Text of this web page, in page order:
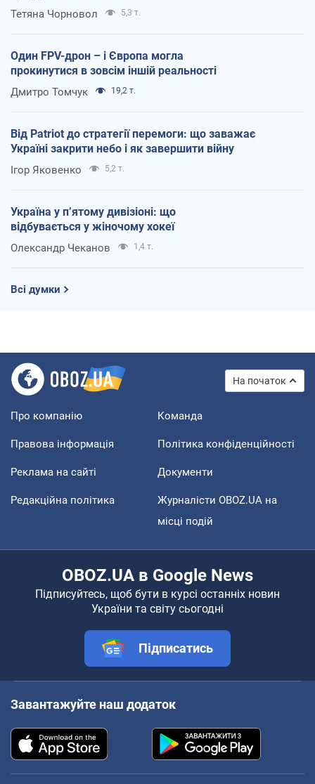
Тетяна Чорновол 5,3 т.
Один FPV-дрон – і Європа могла
прокинутися в зовсім іншій реальності
Дмитро Томчук 19,2 т.
Від Patriot до стратегії перемоги: що заважає
Україні закрити небо і як завершити війну
Ігор Яковенко 5,2 т.
Україна у п’ятому дивізіоні: що
відбувається у жіночому хокеї
Олександр Чеканов 1,4 т.
Всі думки
На початок
Про компанію Команда
Правова інформація Політика конфіденційності
Реклама на сайті Документи
Редакційна політика
Журналісти OBOZ.UA на
місці подій
OBOZ.UA в Google News
Підписуйтесь, щоб бути в курсі останніх новин
України та світу сьогодні
Підписатись
Завантажуйте наш додаток